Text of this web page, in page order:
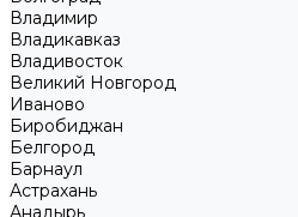
Владимир
Владикавказ
Владивосток
Великий Новгород
Иваново
Биробиджан
Белгород
Барнаул
Астрахань
Анадырь